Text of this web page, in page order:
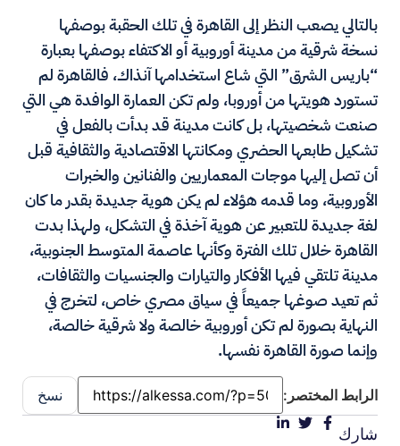
بالتالي يصعب النظر إلى القاهرة في تلك الحقبة بوصفها
نسخة شرقية من مدينة أوروبية أو الاكتفاء بوصفها بعبارة
“باريس الشرق” التي شاع استخدامها آنذاك، فالقاهرة لم
تستورد هويتها من أوروبا، ولم تكن العمارة الوافدة هي التي
صنعت شخصيتها، بل كانت مدينة قد بدأت بالفعل في
تشكيل طابعها الحضري ومكانتها الاقتصادية والثقافية قبل
أن تصل إليها موجات المعماريين والفنانين والخبرات
الأوروبية، وما قدمه هؤلاء لم يكن هوية جديدة بقدر ما كان
لغة جديدة للتعبير عن هوية آخذة في التشكل، ولهذا بدت
القاهرة خلال تلك الفترة وكأنها عاصمة المتوسط الجنوبية،
مدينة تلتقي فيها الأفكار والتيارات والجنسيات والثقافات،
ثم تعيد صوغها جميعاً في سياق مصري خاص، لتخرج في
النهاية بصورة لم تكن أوروبية خالصة ولا شرقية خالصة،
وإنما صورة القاهرة نفسها.
الرابط المختصر: نسخ
شارك